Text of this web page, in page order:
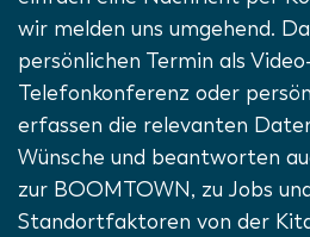
wir melden uns umgehend.
persönlichen Termin als
Telefonkonferenz oder
erfassen die relevanten
Wünsche und beantworten
zur BOOMTOWN, zu Jobs
Standortfaktoren von der